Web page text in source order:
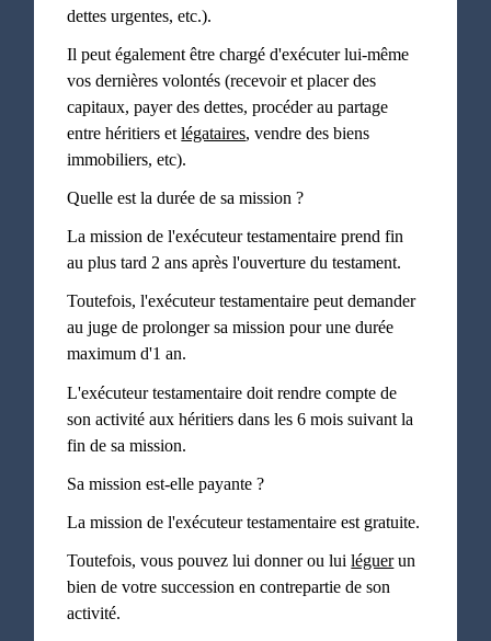
dettes urgentes, etc.).
Il peut également être chargé d'exécuter lui-même
vos dernières volontés (recevoir et placer des
capitaux, payer des dettes, procéder au partage
entre héritiers etlégataires, vendre des biens
immobiliers, etc).
Quelle est la durée de sa mission ?
La mission de l'exécuteur testamentaire prend fin
au plus tard 2 ans après l'ouverture du testament.
Toutefois, l'exécuteur testamentaire peut demander
au juge de prolonger sa mission pour une durée
maximum d'1 an.
L'exécuteur testamentaire doit rendre compte de
son activité aux héritiers dans les 6 mois suivant la
fin de sa mission.
Sa mission est-elle payante ?
La mission de l'exécuteur testamentaire est gratuite.
Toutefois, vous pouvez lui donner ou luiléguerun
bien de votre succession en contrepartie de son
activité.